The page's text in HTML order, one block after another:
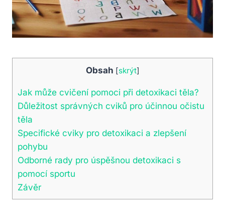
Obsah [skrýt]
Jak může cvičení pomoci při detoxikaci těla?
Důležitost správných cviků pro účinnou očistu
těla
Specifické cviky pro detoxikaci a zlepšení
pohybu
Odborné rady pro úspěšnou detoxikaci s
pomocí sportu
Závěr